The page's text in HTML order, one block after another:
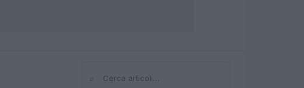
⌕Cerca